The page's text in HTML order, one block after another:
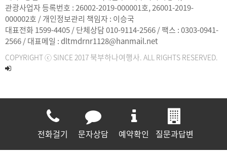
관광사업자 등록번호 : 26002-2019-000001호, 26001-2019-
000002호 / 개인정보관리 책임자 : 이승국
대표전화 1599-4405 / 단체상담 010-9114-2566 / 팩스 : 0303-0941-
2566 / 대표메일 : dltmdrnr1128@hanmail.net
COPYRIGHT ⓒ SINCE 2017 북부하나여행사. ALL RIGHTS RESERVED.
전화걸기 문자상담 예약확인 질문과답변